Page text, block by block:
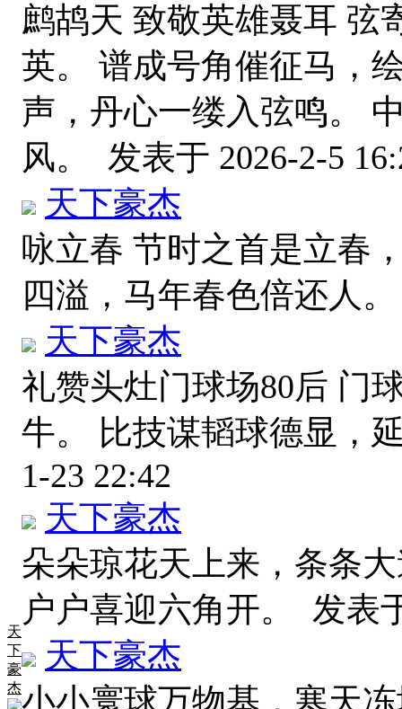
天
下
豪
杰
鹧鸪天 致敬英雄聂耳 弦
英。 谱成号角催征马，
声，丹心一缕入弦鸣。
风。 发表于 2026-2-5
天下豪杰
咏立春 节时之首是立春
四溢，马年春色倍还人
天下豪杰
礼赞头灶门球场80后 门
牛。 比技谋韬球德显，
1-23 22:42
天下豪杰
朵朵琼花天上来，条条
户户喜迎六角开。 发表
天下豪杰
小小寰球万物基，寒天